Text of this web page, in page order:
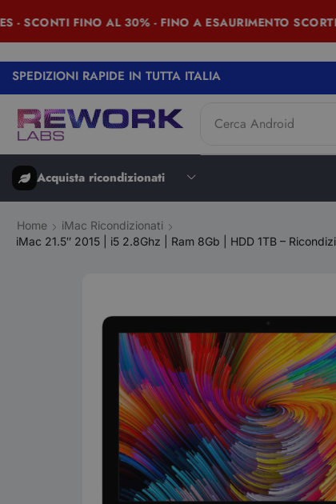
SCONTI FINO AL 30% - FINO A ESAURIMENTO SCORTE
SPEDIZIONI RAPIDE IN TUTTA ITALIA
Cerca Android
Acquista ricondizionati
Home
iMac Ricondizionati
iMac 21.5″ 2015 | i5 2.8Ghz | Ram 8Gb | HDD 1TB –